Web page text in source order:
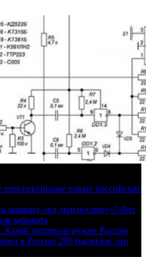
перспективные новые российские
машину «на диагностику»? Вот
забывать
Какой автопром нужен России
в России 280 тысяч км: что